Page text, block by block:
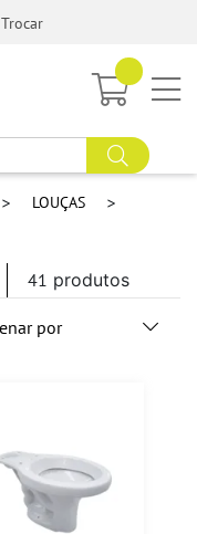
Trocar
LOUÇAS
41 produtos
por